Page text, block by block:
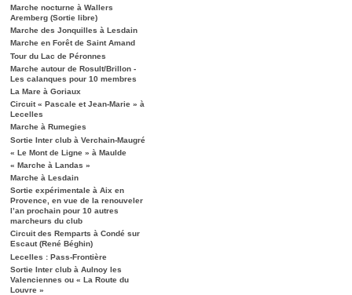
Marche nocturne à Wallers
Aremberg (Sortie libre)
Marche des Jonquilles à Lesdain
Marche en Forêt de Saint Amand
Tour du Lac de Péronnes
Marche autour de Rosult/Brillon -
Les calanques pour 10 membres
La Mare à Goriaux
Circuit « Pascale et Jean-Marie » à
Lecelles
Marche à Rumegies
Sortie Inter club à Verchain-Maugré
« Le Mont de Ligne » à Maulde
« Marche à Landas »
Marche à Lesdain
Sortie expérimentale à Aix en
Provence, en vue de la renouveler
l’an prochain pour 10 autres
marcheurs du club
Circuit des Remparts à Condé sur
Escaut (René Béghin)
Lecelles : Pass-Frontière
Sortie Inter club à Aulnoy les
Valenciennes ou « La Route du
Louvre »